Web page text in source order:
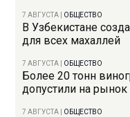
7 АВГУСТА ОБЩЕСТВО
В Узбекистане
для всех махаллей
7 АВГУСТА ОБЩЕСТВО
Более 20 тонн
допустили на
7 АВГУСТА ОБЩЕСТВО